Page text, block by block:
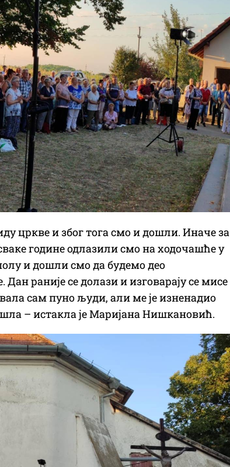
цркве и због тога смо и дошли. Иначе за
године одлазили смо на ходочашће у
и дошли смо да будемо део
раније се долази и изговарају се мисе
сам пуно људи, али ме је изненадио
– истакла је Маријана Нишкановић.